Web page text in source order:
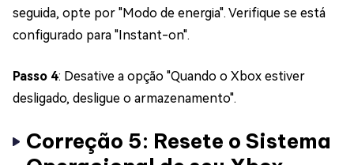
seguida, opte por "Modo de energia". Verifique se está
configurado para "Instant-on".
Passo 4: Desative a opção "Quando o Xbox estiver
desligado, desligue o armazenamento".
Correção 5: Resete o Sistema